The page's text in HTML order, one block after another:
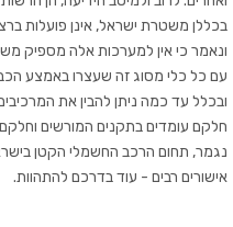
בכללן משטרת ישראל, אינן פועלות
ונאמר כי אין למערכות אלה מספיק
עם כל כלי מסוג זה שעצרו באמצע
ובכלל עד כמה ניתן להבין את
חלקם עומדים בתקנים המורשים וחלקם
נגמר, תחום הרכב החשמלי הקטן בישראל
אישורים רבים - עוד בדרכם להתהוות.